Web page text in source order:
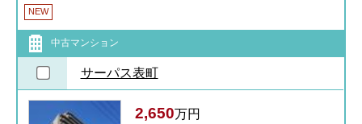
NEW
中古マンション
サーパス表町
2,650万円